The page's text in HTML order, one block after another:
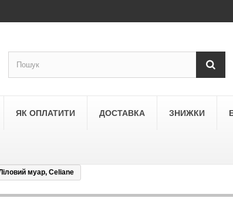
ЯК ОПЛАТИТИ ДОСТАВКА ЗНИЖКИ
муар, Celiane